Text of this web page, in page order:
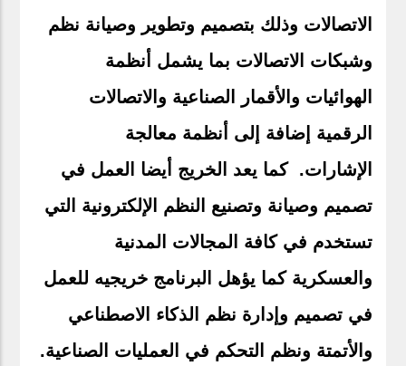
الاتصالات وذلك بتصميم وتطوير وصيانة نظم
وشبكات الاتصالات بما يشمل أنظمة
الهوائيات والأقمار الصناعية والاتصالات
الرقمية إضافة إلى أنظمة معالجة
الإشارات. كما يعد الخريج أيضا العمل في
تصميم وصيانة وتصنيع النظم الإلكترونية التي
تستخدم في كافة المجالات المدنية
والعسكرية كما يؤهل البرنامج خريجيه للعمل
في تصميم وإدارة نظم الذكاء الاصطناعي
والأتمتة ونظم التحكم في العمليات الصناعية.